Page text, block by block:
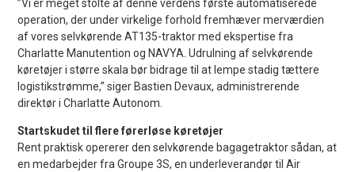
”Vi er meget stolte af denne verdens første automatiserede
operation, der under virkelige forhold fremhæver merværdien
af ​​vores selvkørende AT135-traktor med ekspertise fra
Charlatte Manutention og NAVYA. Udrulning af selvkørende
køretøjer i større skala bør bidrage til at lempe stadig tættere
logistikstrømme,” siger Bastien Devaux, administrerende
direktør i Charlatte Autonom.
Startskudet til flere førerløse køretøjer
Rent praktisk opererer den selvkørende bagagetraktor sådan, at
en medarbejder fra Groupe 3S, en underleverandør til Air